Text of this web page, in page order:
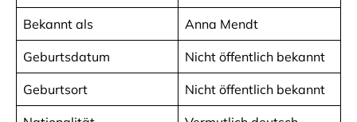
Bekannt als Anna Mendt
Geburtsdatum Nicht öffentlich bekannt
Geburtsort Nicht öffentlich bekannt